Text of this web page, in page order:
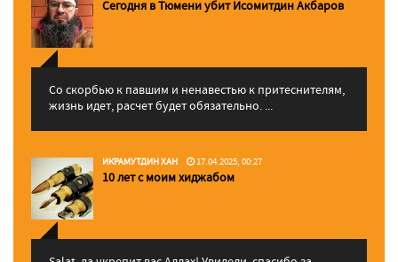
Сегодня в Тюмени убит Исомитдин Акбаров
Со скорбью к павшим и ненавестью к притеснителям,
жизнь идет, расчет будет обязательно. ...
ИКРАМУТДИН ХАН 17.04.2025, 00:27
10 лет с моим хиджабом